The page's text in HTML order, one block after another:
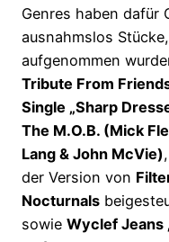
Genres haben dafür
ausnahmslos
aufgenommen
Tribute From
Single „Sharp
The M.O.B. (Mick
Lang & John McVie),
der Version von
Nocturnals
sowie Wyclef Jeans